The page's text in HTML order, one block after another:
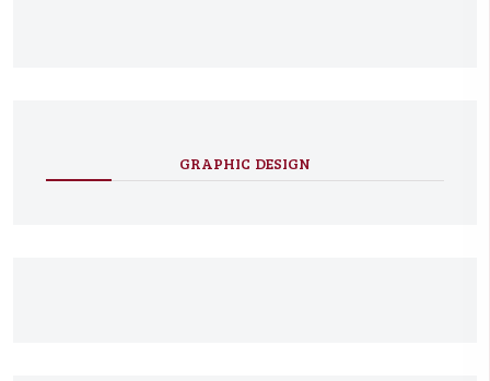
GRAPHIC DESIGN